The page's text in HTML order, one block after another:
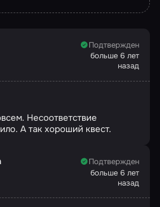
Подтвержден
больше 6 лет
назад
Несоответствие
А так хороший квест.
Подтвержден
больше 6 лет
назад